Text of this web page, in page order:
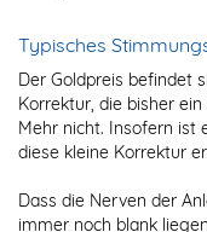
Typisches
Der Goldpreis befindet
Korrektur, die bisher
Mehr nicht. Insofern ist
diese kleine Korrektur
Dass die Nerven der
immer noch blank